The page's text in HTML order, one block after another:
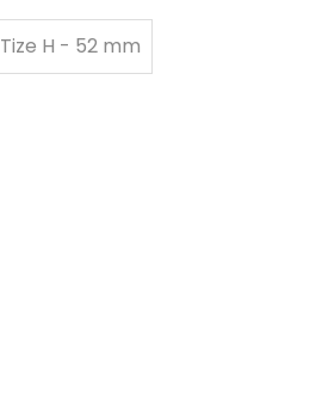
Tize H - 52 mm